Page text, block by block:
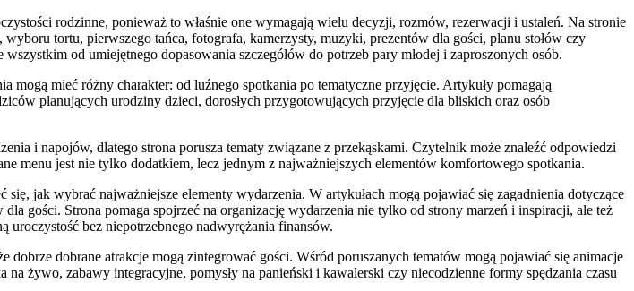
rodzinne, ponieważ to właśnie one wymagają wielu decyzji, rozmów, rezerwacji i ustaleń. Na stronie
tortu, pierwszego tańca, fotografa, kamerzysty, muzyki, prezentów dla gości, planu stołów czy
od umiejętnego dopasowania szczegółów do potrzeb pary młodej i zaproszonych osób.
mogą mieć różny charakter: od luźnego spotkania po tematyczne przyjęcie. Artykuły pomagają
planujących urodziny dzieci, dorosłych przygotowujących przyjęcie dla bliskich oraz osób
i napojów, dlatego strona porusza tematy związane z przekąskami. Czytelnik może znaleźć odpowiedzi
menu jest nie tylko dodatkiem, lecz jednym z najważniejszych elementów komfortowego spotkania.
jak wybrać najważniejsze elementy wydarzenia. W artykułach mogą pojawiać się zagadnienia dotyczące
gości. Strona pomaga spojrzeć na organizację wydarzenia nie tylko od strony marzeń i inspiracji, ale też
bez niepotrzebnego nadwyrężania finansów.
dobrane atrakcje mogą zintegrować gości. Wśród poruszanych tematów mogą pojawiać się animacje
żywo, zabawy integracyjne, pomysły na panieński i kawalerski czy niecodzienne formy spędzania czasu